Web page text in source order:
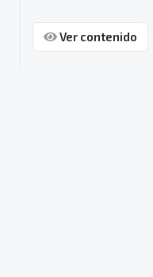
Ver contenido